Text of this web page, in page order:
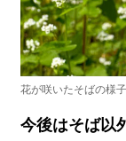
花が咲いたそばの様
今後はそば以